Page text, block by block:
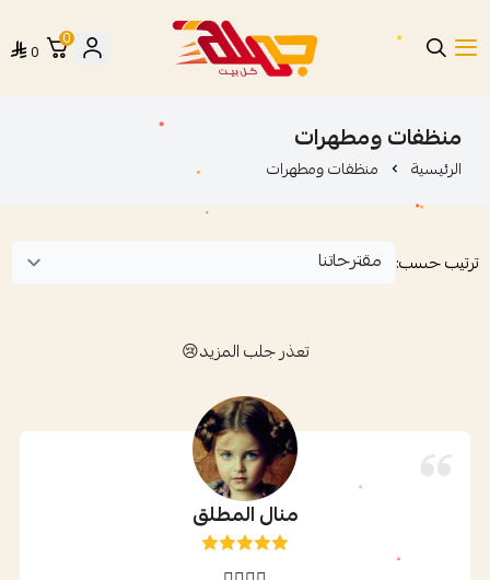
متجر جملة
0
0
منظفات ومطهرات
الرئيسية منظفات ومطهرات
ترتيب حسب:
تعذر جلب المزيد😢
منال المطلق